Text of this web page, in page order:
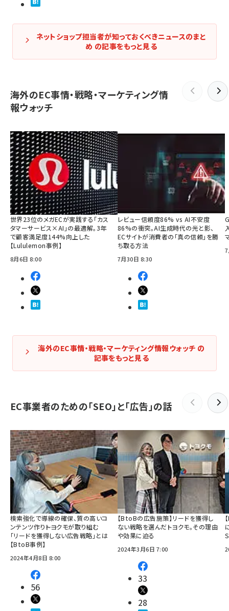
ネットショップ担当者が知っておくべきニュースのまと
め の記事をもっと見る
海外のEC事情・戦略・マーケティング情
報ウォッチ
世界23位のメガECが実践する「カス
タマーサービス×AI」の最適解。3年
で顧客満足度144%向上した
【Lululemon事例】
8月6日 8:00
レビュー信頼度86% vs AI不安度
86%の衝突。AI生成時代の光と影、
ECサイトが消費者の「真の信頼」を勝
ち取る方法
7月30日 8:30
海外のEC事情・戦略・マーケティング情報ウォッチ の
記事をもっと見る
EC事業者のための「SEO」と「広告」の話
検索強化で導線の確保、質の高いコ
ンテンツ作り――トヨクモが取り組む
「リードを獲得しない広告戦略」とは
【BtoB事例】
2024年4月8日 8:00
56
【BtoBの広告施策】リードを獲得し
ない戦略を選んだトヨクモ。その理由
や効果に迫る
2024年3月6日 7:00
33
28